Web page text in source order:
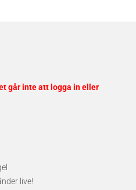
går inte att logga in eller
live!